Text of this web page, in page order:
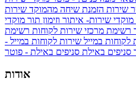
שירות הזמנת שיחה מהמוקד שירות
מוקדי שירות- איתור וזימון תור מוקדי
רשימת מרכזי שירות לקוחות רשימת
לקוחות במייל שירות לקוחות במייל -
סניפים באילת סניפים באילת - פוטר
אודות